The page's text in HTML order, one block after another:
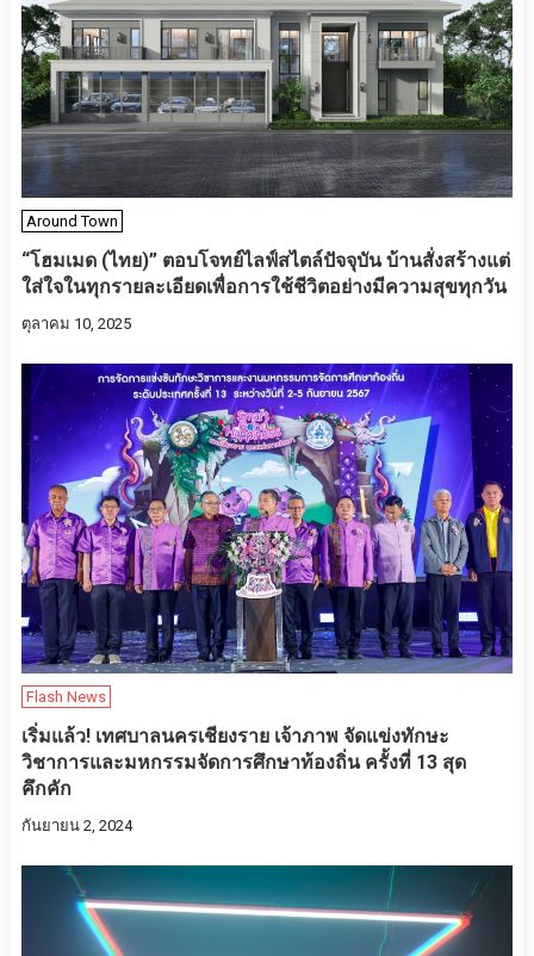
Around Town
“โฮมเมด (ไทย)” ตอบโจทย์ไลฟ์สไตล์ปัจจุบัน บ้านสั่งสร้างแต่
ใส่ใจในทุกรายละเอียดเพื่อการใช้ชีวิตอย่างมีความสุขทุกวัน
ตุลาคม 10, 2025
Flash News
เริ่มแล้ว! เทศบาลนครเชียงราย เจ้าภาพ จัดแข่งทักษะ
วิชาการและมหกรรมจัดการศึกษาท้องถิ่น ครั้งที่ 13 สุด
คึกคัก
กันยายน 2, 2024